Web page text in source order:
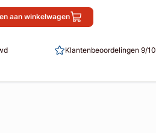
aan winkelwagen
Klantenbeoordelingen 9/10